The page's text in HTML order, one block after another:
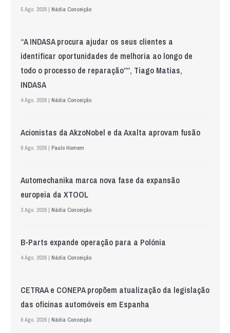
5 Ago. 2026 | Nádia Conceição
“A INDASA procura ajudar os seus clientes a
identificar oportunidades de melhoria ao longo de
todo o processo de reparação””, Tiago Matias,
INDASA
4 Ago. 2026 | Nádia Conceição
Acionistas da AkzoNobel e da Axalta aprovam fusão
6 Ago. 2026 | Paulo Homem
Automechanika marca nova fase da expansão
europeia da XTOOL
3 Ago. 2026 | Nádia Conceição
B-Parts expande operação para a Polónia
4 Ago. 2026 | Nádia Conceição
CETRAA e CONEPA propõem atualização da legislação
das oficinas automóveis em Espanha
6 Ago. 2026 | Nádia Conceição